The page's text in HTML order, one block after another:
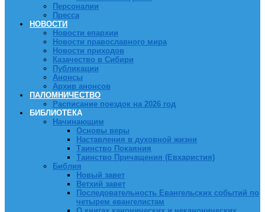
Персоналии
Пресса
НОВОСТИ
Новости епархии
Новости православного мира
Новости приходов
Казачество в Сибири
Публикации
Анонсы
Архив анонсов
ПАЛОМНИЧЕСТВО
Расписание поездок на 2026 год
БИБЛИОТЕКА
Начинающим
Основы веры
Наставления в духовной жизни
Таинство Покаяния
Таинство Причащения (Евхаристия)
Библия
Новый завет
Ветхий завет
Последовательность Евангельских событий по
четырем евангелистам